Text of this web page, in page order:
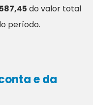
do valor total
período.
e da